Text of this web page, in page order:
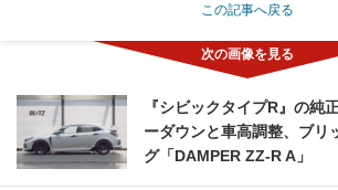
この記事へ戻る
『シビックタイプR』の純
ーダウンと車高調整、ブリ
グ「DAMPER ZZ-R A」